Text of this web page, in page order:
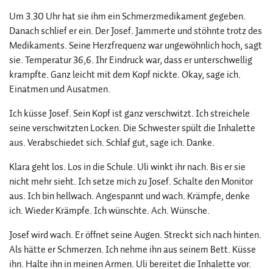
Um 3.30 Uhr hat sie ihm ein Schmerzmedikament gegeben.
Danach schlief er ein. Der Josef. Jammerte und stöhnte trotz des
Medikaments. Seine Herzfrequenz war ungewöhnlich hoch, sagt
sie. Temperatur 36,6. Ihr Eindruck war, dass er unterschwellig
krampfte. Ganz leicht mit dem Kopf nickte. Okay, sage ich.
Einatmen und Ausatmen.
Ich küsse Josef. Sein Kopf ist ganz verschwitzt. Ich streichele
seine verschwitzten Locken. Die Schwester spült die Inhalette
aus. Verabschiedet sich. Schlaf gut, sage ich. Danke.
Klara geht los. Los in die Schule. Uli winkt ihr nach. Bis er sie
nicht mehr sieht. Ich setze mich zu Josef. Schalte den Monitor
aus. Ich bin hellwach. Angespannt und wach. Krämpfe, denke
ich. Wieder Krämpfe. Ich wünschte. Ach. Wünsche.
Josef wird wach. Er öffnet seine Augen. Streckt sich nach hinten.
Als hätte er Schmerzen. Ich nehme ihn aus seinem Bett. Küsse
ihn. Halte ihn in meinen Armen. Uli bereitet die Inhalette vor.